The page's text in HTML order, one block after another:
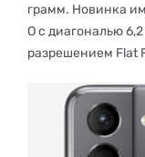
грамм. Новинка
O с диагональю
разрешением Flat